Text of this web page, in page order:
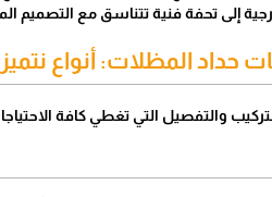
إلى تحفة فنية تتناسق مع التصميم
حداد المظلات: أنواع
والتفصيل التي تغطي كافة